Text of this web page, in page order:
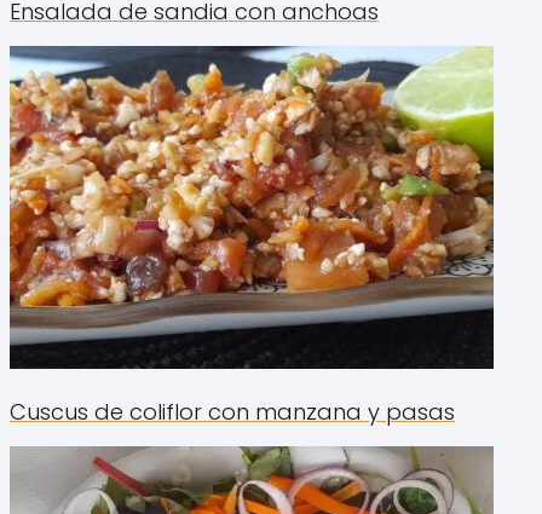
Ensalada de sandia con anchoas
Cuscus de coliflor con manzana y pasas